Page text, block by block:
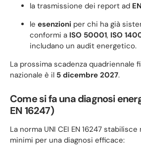
la trasmissione dei report ad
le esenzioni per chi ha già
conformi a ISO 50001, ISO
includano un audit energetico.
La prossima scadenza quadriennale
nazionale è il 5 dicembre 2027.
Come si fa una diagnosi
EN 16247)
La norma UNI CEI EN 16247
minimi per una diagnosi efficace: